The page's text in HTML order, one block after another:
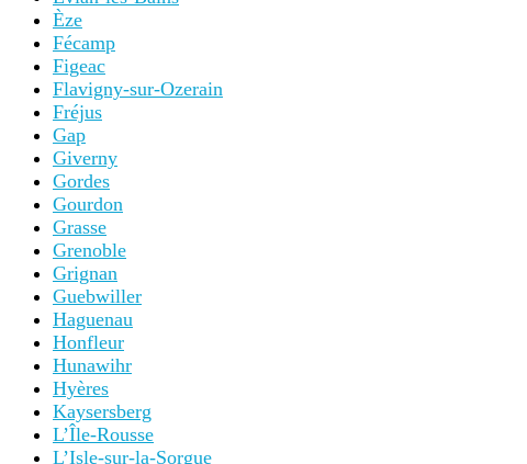
Èze
Fécamp
Figeac
Flavigny-sur-Ozerain
Fréjus
Gap
Giverny
Gordes
Gourdon
Grasse
Grenoble
Grignan
Guebwiller
Haguenau
Honfleur
Hunawihr
Hyères
Kaysersberg
L’Île-Rousse
L’Isle-sur-la-Sorgue